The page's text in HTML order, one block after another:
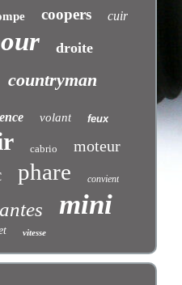
coopers cuir
droite
countryman
volant feux
cabrio moteur
phare convient
mini
vitesse